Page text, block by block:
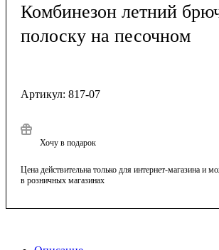
Комбинезон летний
полоску на песочном
Артикул: 817-07
Хочу в подарок
Цена действительна только для интернет-магазина и
в розничных магазинах